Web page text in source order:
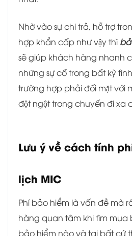
Nhờ vào sự chi trả, hỗ trợ
hợp khẩn cấp như vậy thì
sẽ giúp khách hàng nhanh
những sự cố trong bất kỳ
trường hợp phải đối mặt với
đột ngột trong chuyến đi xa
Lưu ý về cách tính
lịch MIC
Phí bảo hiểm là vấn đề mà
hàng quan tâm khi tìm mua
bảo hiểm nào và tại bất cứ